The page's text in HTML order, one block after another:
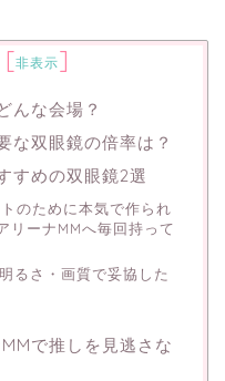
[非表示]
んな会場？
な双眼鏡の倍率は？
すめの双眼鏡2選
のために本気で作られ
リーナMMへ毎回持って
るさ・画質で妥協した
で推しを見逃さな